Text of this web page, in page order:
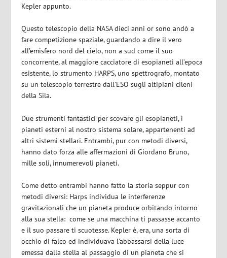
Kepler appunto.
Questo telescopio della NASA dieci anni or sono andò a
fare competizione spaziale, guardando a dire il vero
all’emisfero nord del cielo, non a sud come il suo
concorrente, al maggiore cacciatore di esopianeti all’epoca
esistente, lo strumento HARPS, uno spettrografo, montato
su un telescopio terrestre dall’ESO sugli altipiani cileni
della Sila.
Due strumenti fantastici per scovare gli esopianeti, i
pianeti esterni al nostro sistema solare, appartenenti ad
altri sistemi stellari. Entrambi, pur con metodi diversi,
hanno dato forza alle affermazioni di Giordano Bruno,
mille soli, innumerevoli pianeti.
Come detto entrambi hanno fatto la storia seppur con
metodi diversi: Harps individua le interferenze
gravitazionali che un pianeta produce orbitando intorno
alla sua stella: come se una macchina ti passasse accanto
e il suo passare ti scuotesse. Kepler è, era, una sorta di
occhio di falco ed individuava l’abbassarsi della luce
emessa dalla stella al passaggio di un pianeta che si